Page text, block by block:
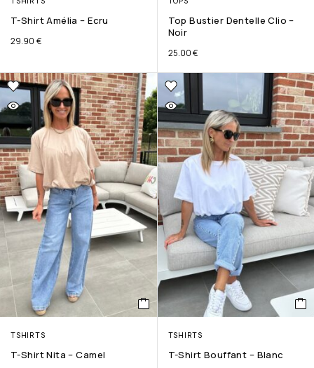
T-Shirt Amélia – Ecru
29.90 €
Top Bustier Dentelle Clio –
Noir
25.00€
TSHIRTS
T-Shirt Nita – Camel
TSHIRTS
T-Shirt Bouffant – Blanc